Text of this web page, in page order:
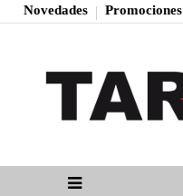
Novedades Promociones